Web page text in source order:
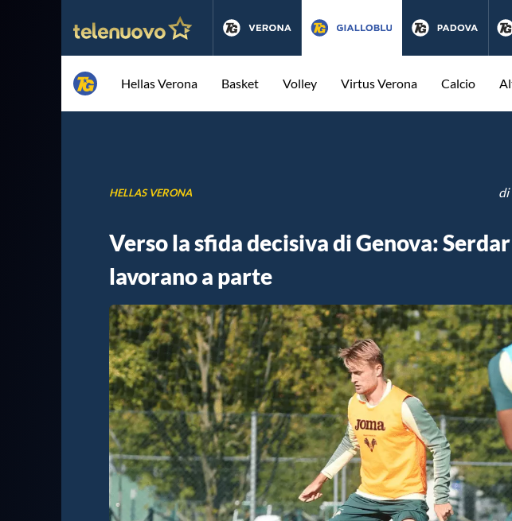
Hellas Verona Basket Volley Virtus Verona Calcio
HELLAS VERONA di
Verso la sfida decisiva di Genova:
lavorano a parte